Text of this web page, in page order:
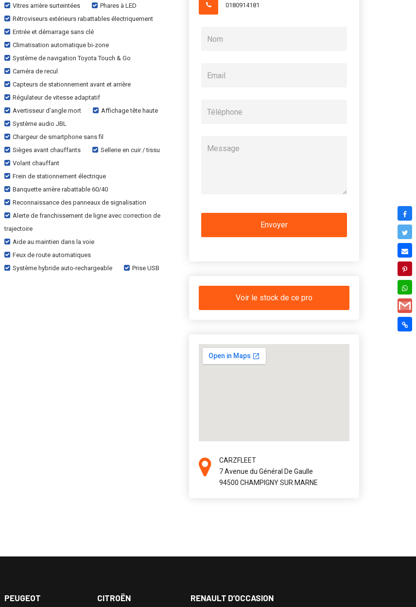
Vitres arrière surteintées
Phares à LED
Rétroviseurs extérieurs rabattables électriquement
Entrée et démarrage sans clé
Climatisation automatique bi-zone
Système de navigation Toyota Touch & Go
Caméra de recul
Capteurs de stationnement avant et arrière
Régulateur de vitesse adaptatif
Avertisseur d’angle mort
Affichage tête haute
Système audio JBL
Chargeur de smartphone sans fil
Sièges avant chauffants
Sellerie en cuir / tissu
Volant chauffant
Frein de stationnement électrique
Banquette arrière rabattable 60/40
Reconnaissance des panneaux de signalisation
Alerte de franchissement de ligne avec correction de
trajectoire
Aide au maintien dans la voie
Feux de route automatiques
Système hybride auto-rechargeable
Prise USB
0180914181
Voir le stock de ce pro
CARZFLEET
7 Avenue du Général De Gaulle
94500 CHAMPIGNY SUR MARNE
PEUGEOT
CITROËN
RENAULT D’OCCASION